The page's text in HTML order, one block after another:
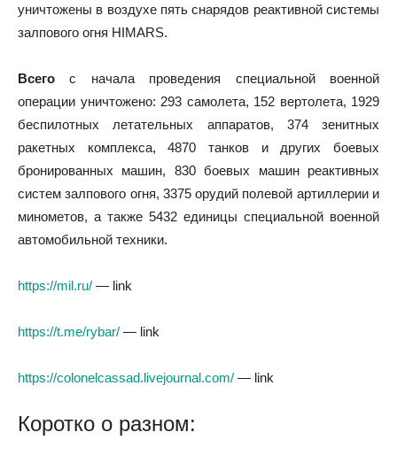
уничтожены в воздухе пять снарядов реактивной системы
залпового огня HIMARS.
Всего с начала проведения специальной военной
операции уничтожено: 293 самолета, 152 вертолета, 1929
беспилотных летательных аппаратов, 374 зенитных
ракетных комплекса, 4870 танков и других боевых
бронированных машин, 830 боевых машин реактивных
систем залпового огня, 3375 орудий полевой артиллерии и
минометов, а также 5432 единицы специальной военной
автомобильной техники.
https://mil.ru/ — link
https://t.me/rybar/ — link
https://colonelcassad.livejournal.com/ — link
Коротко о разном: